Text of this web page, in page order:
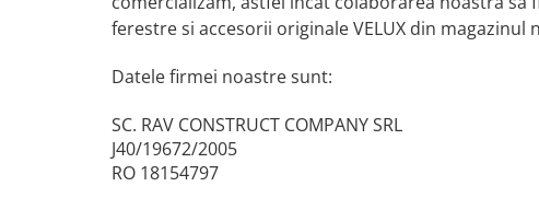
ferestre si accesorii originale VELUX din magazinul
Datele firmei noastre sunt:
SC. RAV CONSTRUCT COMPANY SRL
J40/19672/2005
RO 18154797